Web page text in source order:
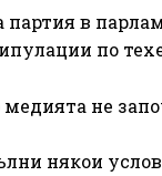
в
по
не
някои